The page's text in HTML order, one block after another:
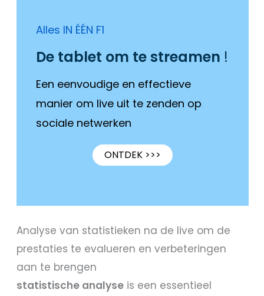
Alles IN ÉÉN F1
De tablet om te streamen !
Een eenvoudige en effectieve
manier om live uit te zenden op
sociale netwerken
ONTDEK >>>
Analyse van statistieken na de live om de
prestaties te evalueren en verbeteringen
aan te brengen
statistische analyse is een essentieel